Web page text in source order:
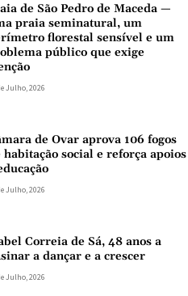
de São Pedro de Maceda —
praia seminatural, um
florestal sensível e um
público que exige
Julho, 2026
de Ovar aprova 106 fogos
habitação social e reforça apoios
Julho, 2026
Correia de Sá, 48 anos a
a dançar e a crescer
Julho, 2026